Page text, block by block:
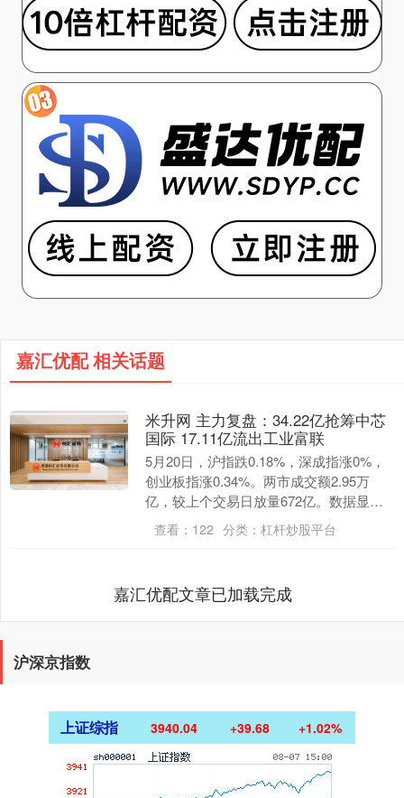
嘉汇优配 相关话题
米升网 主力复盘：34.22亿抢筹中芯
国际 17.11亿流出工业富联
5月20日，沪指跌0.18%，深成指涨0%，
创业板指涨0.34%。两市成交额2.95万
亿，较上个交易日放量672亿。数据显
示，今日大盘主力资金净流出544.02....
查看： 122 分类： 杠杆炒股平台
嘉汇优配文章已加载完成
沪深京指数
上证综指 3940.04 +39.68 +1.02%